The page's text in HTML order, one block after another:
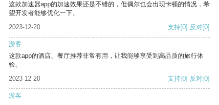
这款加速器app的加速效果还是不错的，但偶尔也会出现卡顿的情况，希
望开发者能够优化一下。
2023-12-20
支持[0] 反对[0]
游客
这款app的酒店、餐厅推荐非常有用，让我能够享受到高品质的旅行体
验。
2023-12-20
支持[0] 反对[0]
游客